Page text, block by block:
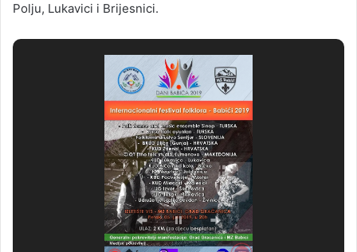
Polju, Lukavici i Brijesnici.